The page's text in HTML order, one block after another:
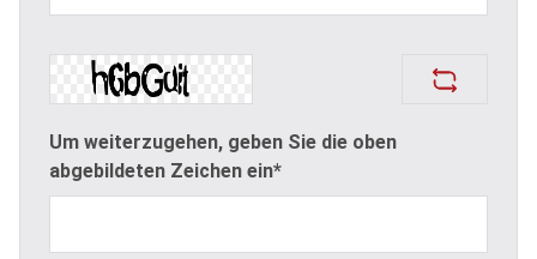
Um weiterzugehen, geben Sie die oben
abgebildeten Zeichen ein*